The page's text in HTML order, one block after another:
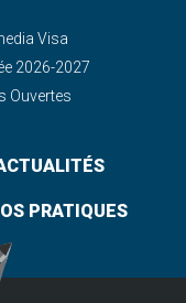
Visa
2026-2027
Ouvertes
PRATIQUES